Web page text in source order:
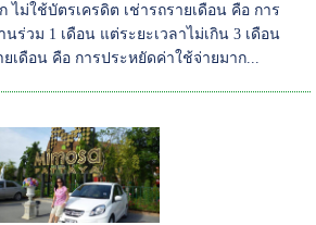
ไม่ใช้บัตรเครดิต เช่ารถรายเดือน คือ การ
ร่วม 1 เดือน แต่ระยะเวลาไม่เกิน 3 เดือน
ยเดือน คือ การประหยัดค่าใช้จ่ายมาก...